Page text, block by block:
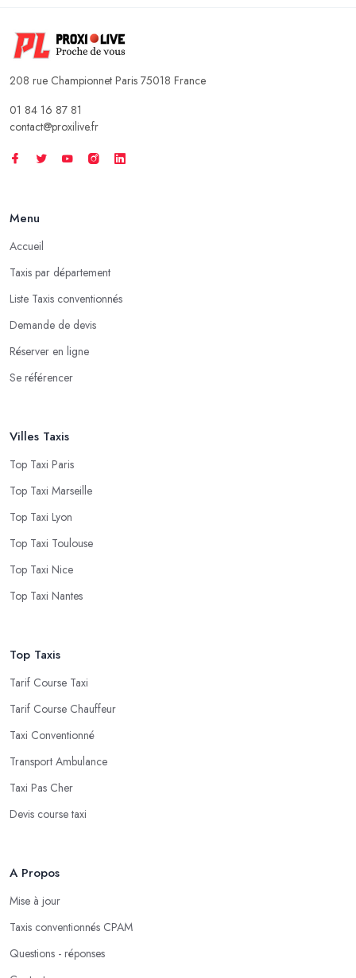
208 rue Championnet Paris 75018 France
01 84 16 87 81
contact@proxilive.fr
Menu
Accueil
Taxis par département
Liste Taxis conventionnés
Demande de devis
Réserver en ligne
Se référencer
Villes Taxis
Top Taxi Paris
Top Taxi Marseille
Top Taxi Lyon
Top Taxi Toulouse
Top Taxi Nice
Top Taxi Nantes
Top Taxis
Tarif Course Taxi
Tarif Course Chauffeur
Taxi Conventionné
Transport Ambulance
Taxi Pas Cher
Devis course taxi
A Propos
Mise à jour
Taxis conventionnés CPAM
Questions - réponses